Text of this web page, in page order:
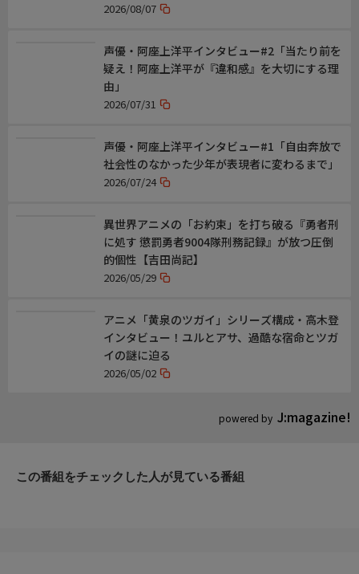
powered by J:magazine!
2026/08/07
声優・阿座上洋平インタビュー#2「当たり前を
疑え！阿座上洋平が『違和感』を大切にする理
由」
2026/07/31
声優・阿座上洋平インタビュー#1「自由奔放で
社会性のなかった少年が表現者に変わるまで」
2026/07/24
異世界アニメの「お約束」を打ち破る『勇者刑
に処す 懲罰勇者9004隊刑務記録』が放つ圧倒
的個性【吉田尚記】
2026/05/29
アニメ「黄泉のツガイ」シリーズ構成・高木登
インタビュー！ユルとアサ、過酷な宿命とツガ
イの謎に迫る
2026/05/02
この番組をチェックした人が見ている番組